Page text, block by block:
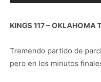
KINGS 117 – OKLAHOMA
Tremendo partido de
pero en los minutos